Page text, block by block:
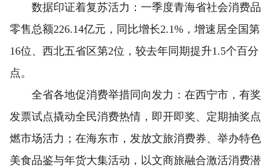
数据印证着复苏活力：一季度青海省社会消费品
零售总额226.14亿元，同比增长2.1%，增速居全国第
16位、西北五省区第2位，较去年同期提升1.5个百分
点。
全省各地促消费举措同向发力：在西宁市，有奖
发票试点撬动全民消费热情，即开即奖、定期抽奖点
燃市场活力；在海东市，发放文旅消费券、举办特色
美食品鉴与年货大集活动，以文商旅融合激活消费潜